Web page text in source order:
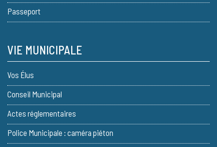
Passeport
VIE MUNICIPALE
Vos Élus
Conseil Municipal
Actes réglementaires
Police Municipale : caméra piéton